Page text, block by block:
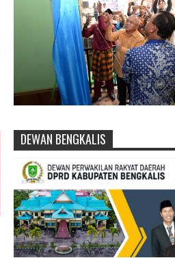
DEWAN BENGKALIS